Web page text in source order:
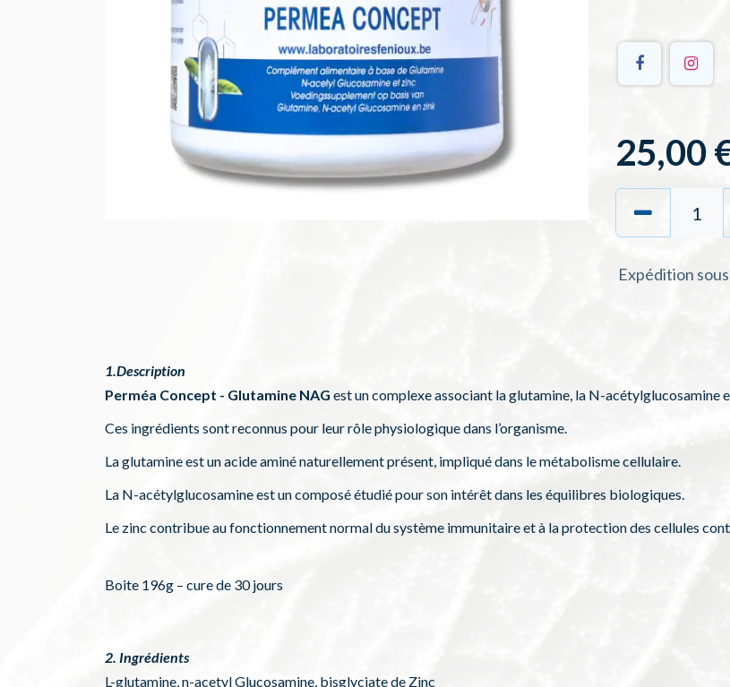
25,00
Expédition
1.Description
Perméa Concept - Glutamine NAG est un complexe associant la glutamine, la N-acétylglucosamine
Ces ingrédients sont reconnus pour leur rôle physiologique dans l’organisme.
La glutamine est un acide aminé naturellement présent, impliqué dans le métabolisme cellulaire.
La N-acétylglucosamine est un composé étudié pour son intérêt dans les équilibres biologiques.
Le zinc contribue au fonctionnement normal du système immunitaire et à la protection des cellules
Boite 196g – cure de 30 jours
2. Ingrédients
L-glutamine, n-acetyl Glucosamine, bisglyciate de Zinc